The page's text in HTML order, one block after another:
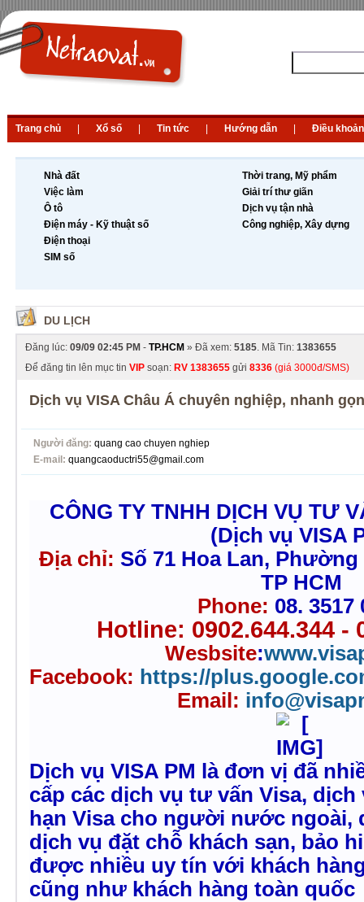
Trang chủ Xổ số Tin tức Hướng dẫn Điều khoản
Nhà đất
Việc làm
Ô tô
Điện máy - Kỹ thuật số
Điện thoại
SIM số
Thời trang, Mỹ phẩm
Giải trí thư giãn
Dịch vụ tận nhà
Công nghiệp, Xây dựng
DU LỊCH
Đăng lúc: 09/09 02:45 PM - TP.HCM » Đã xem: 5185. Mã Tin: 1383655
Để đăng tin lên mục tin VIP soạn: RV 1383655 gửi 8336 (giá 3000đ/SMS)
Dịch vụ VISA Châu Á chuyên nghiệp, nhanh
Người đăng: quang cao chuyen nghiep
E-mail: quangcaoductri55@gmail.com
CÔNG TY TNHH DỊCH VỤ TƯ
(Dịch vụ VISA
Địa chỉ: Số 71 Hoa Lan,
TP HCM
Phone: 08. 3517
Hotline: 0902.644.344 -
Wesbsite:
Facebook: https://
Email:
Dịch vụ VISA PM là đơn vị đã
cấp các dịch vụ tư vấn Visa,
hạn Visa cho người nước ngoài,
dịch vụ đặt chỗ khách sạn, bảo
được nhiều uy tín với khách
cũng như khách hàng toàn quốc